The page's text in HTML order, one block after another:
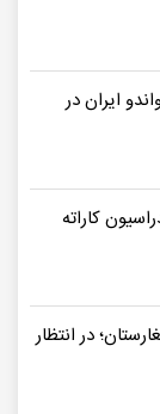
ایران در
کاراته
در انتظار